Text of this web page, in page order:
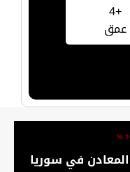
+4
عمق
في سوريا